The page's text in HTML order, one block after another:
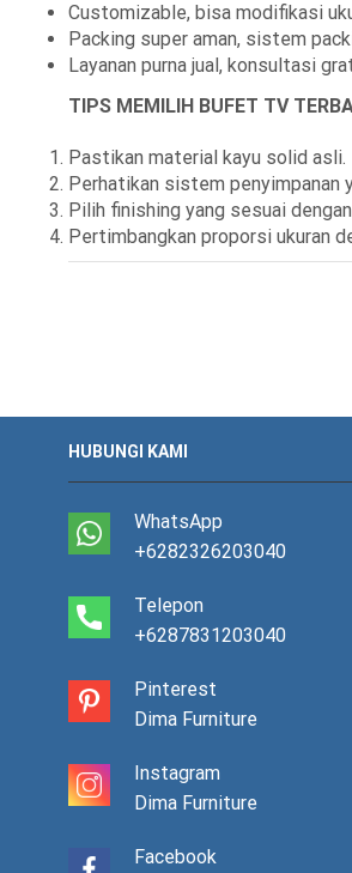
Customizable, bisa modifikasi
Packing super aman, sistem
Layanan purna jual, konsultasi
TIPS MEMILIH BUFET TV
Pastikan material kayu solid asli.
Perhatikan sistem penyimpanan
Pilih finishing yang sesuai
Pertimbangkan proporsi ukuran
HUBUNGI KAMI
WhatsApp
+6282326203040
Telepon
+6287831203040
Pinterest
Dima Furniture
Instagram
Dima Furniture
Facebook